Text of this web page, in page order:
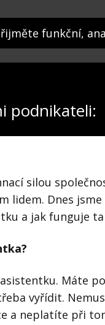
funkční,
podnikateli:
silou
lidem. Dnes
a jak funguje
Máte
vyřídit.
a neplatíte při